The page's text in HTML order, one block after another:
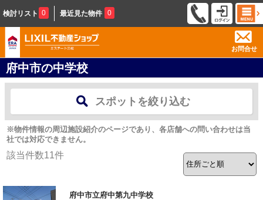
検討リスト 0 最近見た物件 0
お問合せ
府中市の中学校
スポットを絞り込む
※物件情報の周辺施設紹介のページであり、各店舗への問い合わせは当
社では対応できません。
該当件数11件
府中市立府中第九中学校